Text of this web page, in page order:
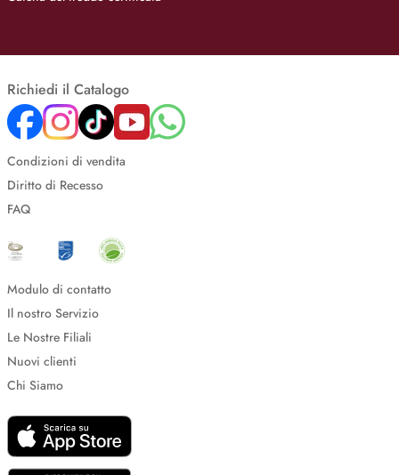
Richiedi il Catalogo
Condizioni di vendita
Diritto di Recesso
FAQ
Modulo di contatto
Il nostro Servizio
Le Nostre Filiali
Nuovi clienti
Chi Siamo